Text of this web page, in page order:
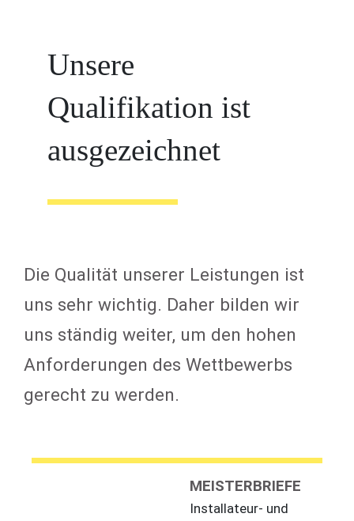
Unsere
Qualifikation ist
ausgezeichnet
Die Qualität unserer Leistungen ist
uns sehr wichtig. Daher bilden wir
uns ständig weiter, um den hohen
Anforderungen des Wettbewerbs
gerecht zu werden.
MEISTERBRIEFE
Installateur- und